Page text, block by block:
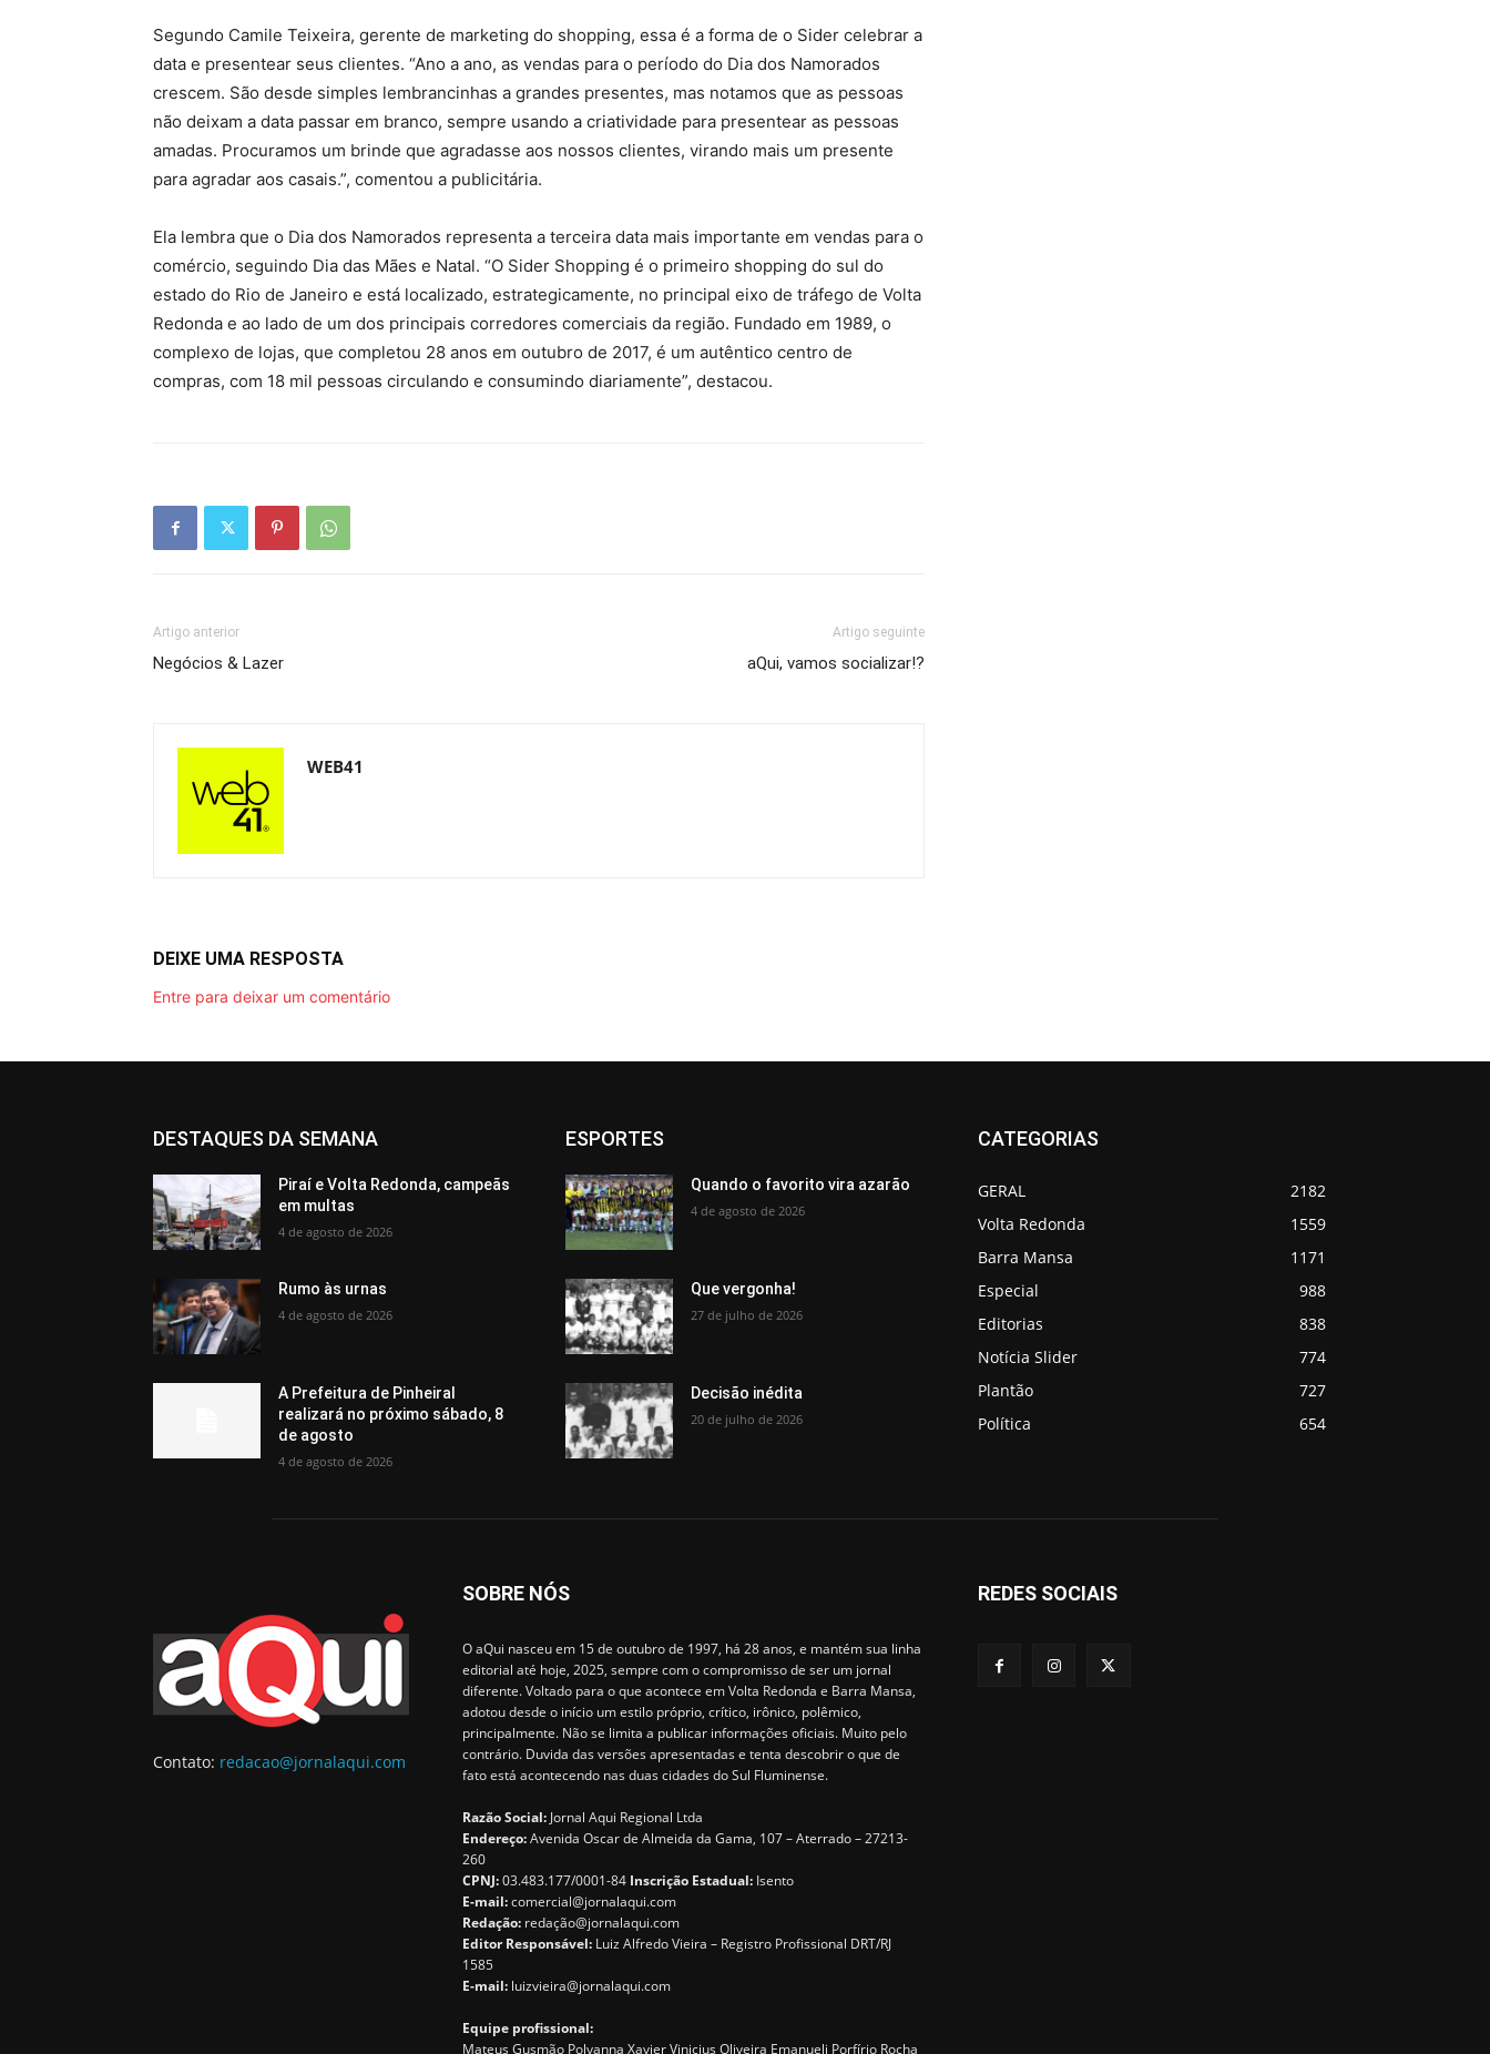
Segundo Camile Teixeira, gerente de marketing do shopping, essa é a forma de o Sider celebrar a
data e presentear seus clientes. “Ano a ano, as vendas para o período do Dia dos Namorados
crescem. São desde simples lembrancinhas a grandes presentes, mas notamos que as pessoas
não deixam a data passar em branco, sempre usando a criatividade para presentear as pessoas
amadas. Procuramos um brinde que agradasse aos nossos clientes, virando mais um presente
para agradar aos casais.”, comentou a publicitária.
Ela lembra que o Dia dos Namorados representa a terceira data mais importante em vendas para o
comércio, seguindo Dia das Mães e Natal. “O Sider Shopping é o primeiro shopping do sul do
estado do Rio de Janeiro e está localizado, estrategicamente, no principal eixo de tráfego de Volta
Redonda e ao lado de um dos principais corredores comerciais da região. Fundado em 1989, o
complexo de lojas, que completou 28 anos em outubro de 2017, é um autêntico centro de
compras, com 18 mil pessoas circulando e consumindo diariamente”, destacou.
Artigo anterior
Negócios & Lazer
Artigo seguinte
aQui, vamos socializar!?
WEB41
DEIXE UMA RESPOSTA
Entre para deixar um comentário
DESTAQUES DA SEMANA
Piraí e Volta Redonda, campeãs
em multas
4 de agosto de 2026
Rumo às urnas
4 de agosto de 2026
A Prefeitura de Pinheiral
realizará no próximo sábado, 8
de agosto
4 de agosto de 2026
ESPORTES
Quando o favorito vira azarão
4 de agosto de 2026
Que vergonha!
27 de julho de 2026
Decisão inédita
20 de julho de 2026
CATEGORIAS
GERAL
2182
Volta Redonda
1559
Barra Mansa
1171
Especial
988
Editorias
838
Notícia Slider
774
Plantão
727
Política
654
Contato: redacao@jornalaqui.com
SOBRE NÓS
O aQui nasceu em 15 de outubro de 1997, há 28 anos, e mantém sua linha
editorial até hoje, 2025, sempre com o compromisso de ser um jornal
diferente. Voltado para o que acontece em Volta Redonda e Barra Mansa,
adotou desde o início um estilo próprio, crítico, irônico, polêmico,
principalmente. Não se limita a publicar informações oficiais. Muito pelo
contrário. Duvida das versões apresentadas e tenta descobrir o que de
fato está acontecendo nas duas cidades do Sul Fluminense.
Razão Social: Jornal Aqui Regional Ltda
Endereço:Avenida Oscar de Almeida da Gama, 107 – Aterrado – 27213-
260
CPNJ:03.483.177/0001-84 Inscrição Estadual: Isento
E-mail:comercial@jornalaqui.com
Redação: redação@jornalaqui.com
Editor Responsável: Luiz Alfredo Vieira – Registro Profissional DRT/RJ
1585
E-mail: luizvieira@jornalaqui.com
Equipe profissional:
Mateus Gusmão Polyanna Xavier Vinicius Oliveira Emanueli Porfírio Rocha
REDES SOCIAIS